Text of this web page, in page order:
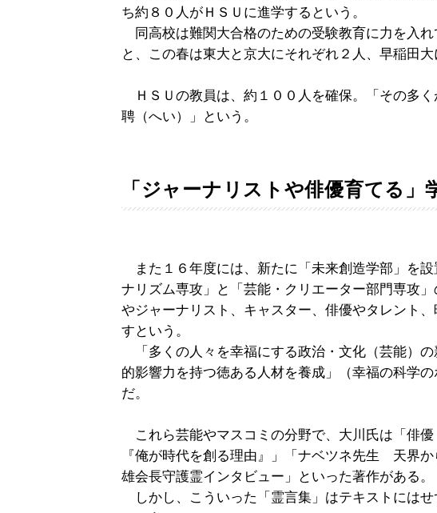
ち約８０人がＨＳＵに進学するという。
同高校は難関大合格のための受験教育に力を入
と、この春は東大と京大にそれぞれ２人、早稲田大
ＨＳＵの教員は、約１００人を確保。「その多
聘（へい）」という。
「ジャーナリストや俳優育てる」
また１６年度には、新たに「未来創造学部」を
ナリズム専攻」と「芸能・クリエーター部門専攻
やジャーナリスト、キャスター、俳優やタレント
すという。
「多くの人々を幸福にする政治・文化（芸能）
的影響力を持つ徳ある人材を養成」（幸福の科学
だ。
これら芸能やマスコミの分野で、大川氏は「俳
『俺が時代を創る理由』」「ナベツネ先生 天界
雄会長守護霊インタビュー」といった著作がある。
しかし、こういった「霊言集」はテキストには